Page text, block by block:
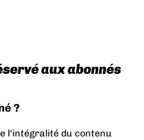
aux abonnés
?
l'intégralité du contenu